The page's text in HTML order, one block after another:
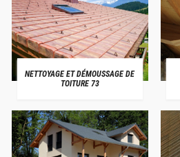
NETTOYAGE ET DÉMOUSSAGE DE
TOITURE 73